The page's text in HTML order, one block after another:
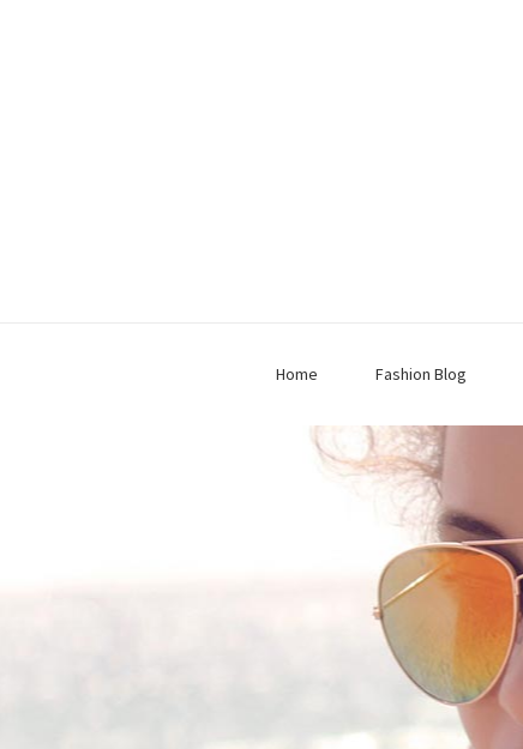
Home Fashion Blog